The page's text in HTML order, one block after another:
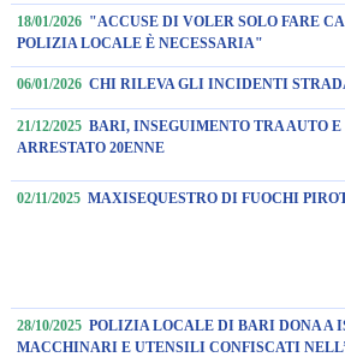
18/01/2026 "ACCUSE DI VOLER SOLO FARE
POLIZIA LOCALE È NECESSARIA"
06/01/2026 CHI RILEVA GLI INCIDENTI
21/12/2025 BARI, INSEGUIMENTO TRA AUTO
ARRESTATO 20ENNE
02/11/2025 MAXISEQUESTRO DI FUOCHI
28/10/2025 POLIZIA LOCALE DI BARI DONA
MACCHINARI E UTENSILI CONFISCATI